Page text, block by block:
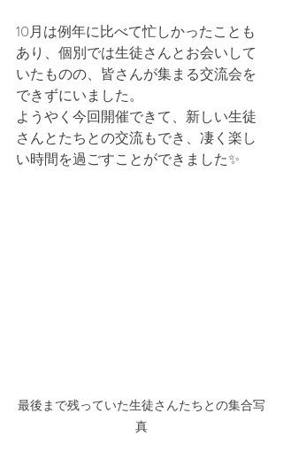
10月は例年に比べて忙しかったことも
あり、個別では生徒さんとお会いして
いたものの、皆さんが集まる交流会を
できずにいました。
ようやく今回開催できて、新しい生徒
さんとたちとの交流もでき、凄く楽し
い時間を過ごすことができました✨
最後まで残っていた生徒さんたちとの集合写
真